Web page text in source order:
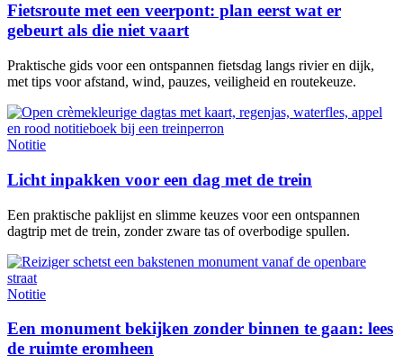
Fietsroute met een veerpont: plan eerst wat er
gebeurt als die niet vaart
Praktische gids voor een ontspannen fietsdag langs rivier en dijk,
met tips voor afstand, wind, pauzes, veiligheid en routekeuze.
Notitie
Licht inpakken voor een dag met de trein
Een praktische paklijst en slimme keuzes voor een ontspannen
dagtrip met de trein, zonder zware tas of overbodige spullen.
Notitie
Een monument bekijken zonder binnen te gaan: lees
de ruimte eromheen